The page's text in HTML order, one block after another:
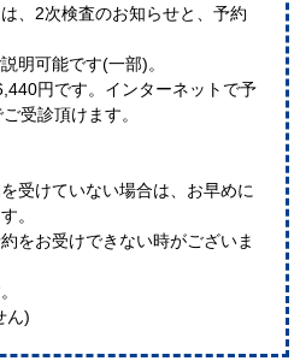
、2次検査のお知らせと、予約
明可能です(一部)。
円です。インターネットで予
受診頂けます。
受けていない場合は、お早めに
。
をお受けできない時がございま
ん)